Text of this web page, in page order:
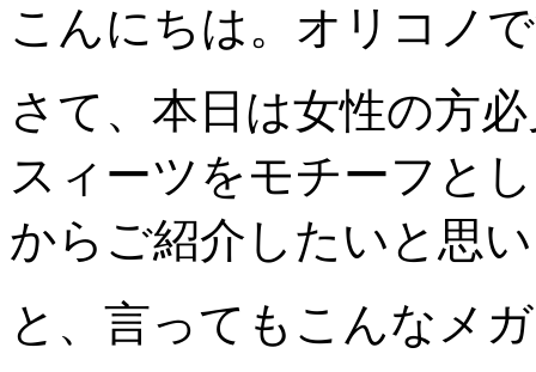
こんにちは。オリコノ
さて、本日は女性の方
スィーツをモチーフと
からご紹介したいと思
と、言ってもこんなメ